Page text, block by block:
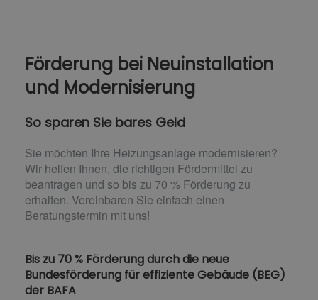
Förderung bei Neuinstallation
und Modernisierung
So sparen Sie bares Geld
Sie möchten Ihre Heizungsanlage modernisieren?
Wir helfen Ihnen, die richtigen Fördermittel zu
beantragen und so bis zu 70 % Förderung zu
erhalten. Vereinbaren Sie einfach einen
Beratungstermin mit uns!
Bis zu 70 % Förderung durch die neue
Bundesförderung für effiziente Gebäude (BEG)
der BAFA